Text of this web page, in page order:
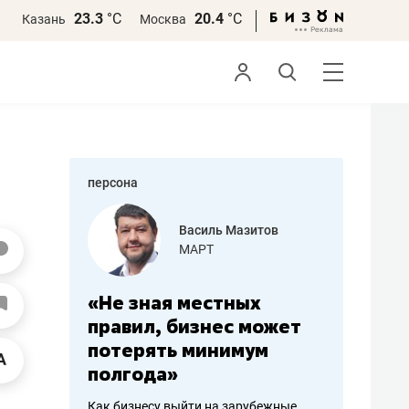
Казань 23.3 °С Москва 20.4 °С
персона
работа
Василь Мазитов
МАРТ
«Не зная местных
правил, бизнес может
потерять минимум
полгода»